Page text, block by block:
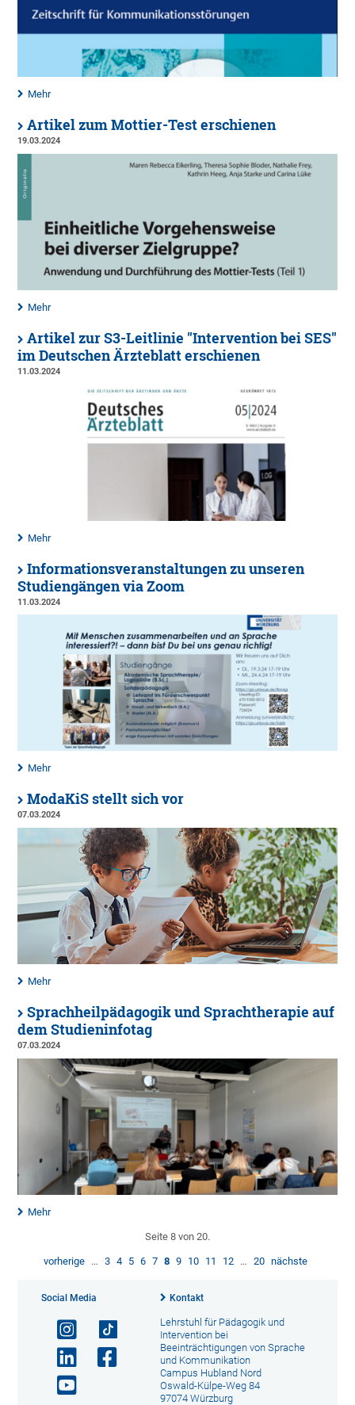
Mehr
Artikel zum Mottier-Test erschienen
19.03.2024
Mehr
Artikel zur S3-Leitlinie "Intervention bei SES"
im Deutschen Ärzteblatt erschienen
11.03.2024
Mehr
Informationsveranstaltungen zu unseren
Studiengängen via Zoom
11.03.2024
Mehr
ModaKiS stellt sich vor
07.03.2024
Mehr
Sprachheilpädagogik und Sprachtherapie auf
dem Studieninfotag
07.03.2024
Mehr
Seite 8 von 20.
vorherige … 3 4 5 6 7 8 9 10 11 12 … 20 nächste
Social Media Kontakt
Lehrstuhl für Pädagogik und
Intervention bei
Beeinträchtigungen von Sprache
und Kommunikation
Campus Hubland Nord
Oswald-Külpe-Weg 84
97074 Würzburg